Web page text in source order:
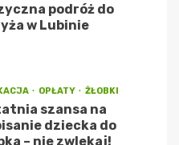
podróż do
w Lubinie
OPŁATY ŻŁOBKI
szansa na
dziecka do
– nie zwlekaj!